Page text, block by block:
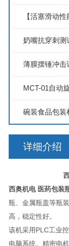
【活塞滑动
薄膜摆锤冲击
碗装食品包装
详细介绍
西奥机电 医药包装
瓶、金属瓶盖等瓶
高，稳定性好。
该机采用PLC工业
电脑系统。精密电